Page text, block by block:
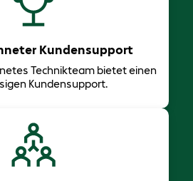
Kundensupport
Technikteam bietet einen
Kundensupport.